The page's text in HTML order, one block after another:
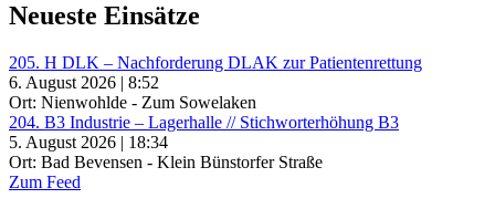
Neueste Einsätze
205. H DLK – Nachforderung DLAK zur Patientenrettung
6. August 2026 | 8:52
Ort: Nienwohlde - Zum Sowelaken
204. B3 Industrie – Lagerhalle // Stichworterhöhung B3
5. August 2026 | 18:34
Ort: Bad Bevensen - Klein Bünstorfer Straße
Zum Feed